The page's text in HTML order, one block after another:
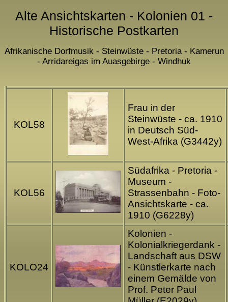
Alte Ansichtskarten - Kolonien 01 -
Historische Postkarten
Afrikanische Dorfmusik - Steinwüste - Pretoria - Kamerun
- Arridareigas im Auasgebirge - Windhuk
KOL58
Frau in der
Steinwüste - ca. 1910
in Deutsch Süd-
West-Afrika (G3442y)
KOL56
Südafrika - Pretoria -
Museum -
Strassenbahn - Foto-
Ansichtskarte - ca.
1910 (G6228y)
KOLO24
Kolonien -
Kolonialkriegerdank -
Landschaft aus DSW
- Künstlerkarte nach
einem Gemälde von
Prof. Peter Paul